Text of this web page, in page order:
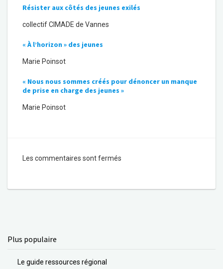
Résister aux côtés des jeunes exilés
collectif CIMADE de Vannes
« À l’horizon » des jeunes
Marie Poinsot
« Nous nous sommes créés pour dénoncer un manque
de prise en charge des jeunes »
Marie Poinsot
Les commentaires sont fermés
Plus populaire
Le guide ressources régional